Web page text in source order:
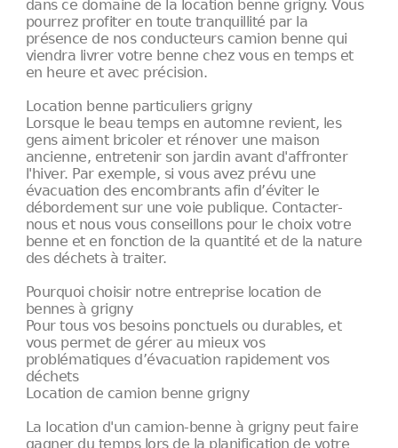
dans ce domaine de la location benne grigny. Vous
pourrez profiter en toute tranquillité par la
présence de nos conducteurs camion benne qui
viendra livrer votre benne chez vous en temps et
en heure et avec précision.
Location benne particuliers grigny
Lorsque le beau temps en automne revient, les
gens aiment bricoler et rénover une maison
ancienne, entretenir son jardin avant d'affronter
l'hiver. Par exemple, si vous avez prévu une
évacuation des encombrants afin d’éviter le
débordement sur une voie publique. Contacter-
nous et nous vous conseillons pour le choix votre
benne et en fonction de la quantité et de la nature
des déchets à traiter.
Pourquoi choisir notre entreprise location de
bennes à grigny
Pour tous vos besoins ponctuels ou durables, et
vous permet de gérer au mieux vos
problématiques d’évacuation rapidement vos
déchets
Location de camion benne grigny
La location d'un camion-benne à grigny peut faire
gagner du temps lors de la planification de votre